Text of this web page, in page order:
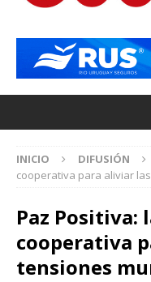
INICIO DIFUSIÓN
cooperativa para aliviar
Paz Positiva:
cooperativa
tensiones